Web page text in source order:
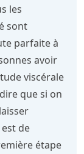
les
sont
parfaite à
avoir
viscérale
que si on
de
étape